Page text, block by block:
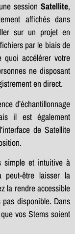
session Satellite,
affichés dans
sur un projet en
par le biais de
quoi accélérer votre
ne disposant
en direct.
d’échantillonnage
il est également
de Satellite
simple et intuitive à
peut-être laisser la
la rendre accessible
pas disponible. Dans
vos Stems soient